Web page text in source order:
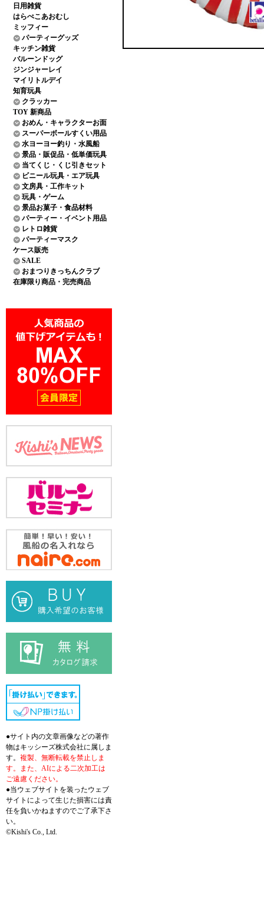
日用雑貨
はらぺこあおむし
ミッフィー
パーティーグッズ
キッチン雑貨
バルーンドッグ
ジンジャーレイ
マイリトルデイ
知育玩具
クラッカー
TOY 新商品
おめん・キャラクターお面
スーパーボールすくい用品
水ヨーヨー釣り・水風船
景品・販促品・低単価玩具
当てくじ・くじ引きセット
ビニール玩具・エア玩具
文房具・工作キット
玩具・ゲーム
景品お菓子・食品材料
パーティー・イベント用品
レトロ雑貨
パーティーマスク
ケース販売
SALE
おまつりきっちんクラブ
在庫限り商品・完売商品
●サイト内の文章画像などの著作
物はキッシーズ株式会社に属しま
す。 複製、無断転載を禁止しま
す。また、AIによる二次加工は
ご遠慮ください。
●当ウェブサイトを装ったウェブ
サイトによって生じた損害には責
任を負いかねますのでご了承下さ
い。
©Kishi's Co., Ltd.